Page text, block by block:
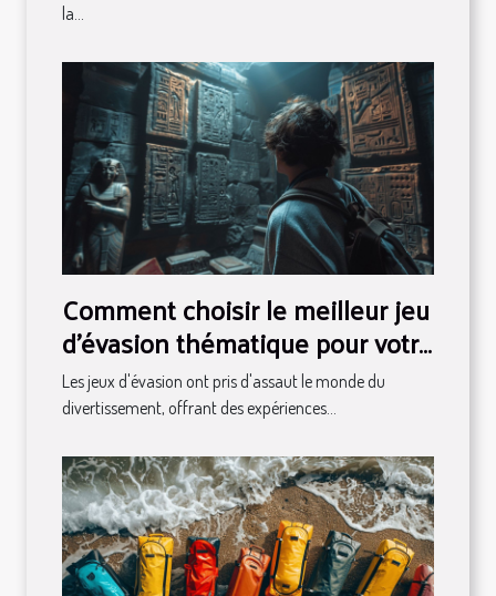
la...
Comment choisir le meilleur jeu
d'évasion thématique pour votre
prochaine aventure
Les jeux d'évasion ont pris d'assaut le monde du
divertissement, offrant des expériences...